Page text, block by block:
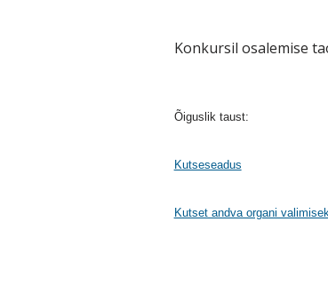
Konkursil osalemise
Õiguslik taust:
Kutseseadus
Kutset andva organi